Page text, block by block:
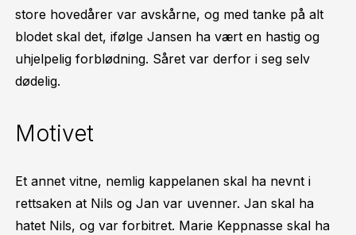
store hovedårer var avskårne, og med tanke på alt
blodet skal det, ifølge Jansen ha vært en hastig og
uhjelpelig forblødning. Såret var derfor i seg selv
dødelig.
Motivet
Et annet vitne, nemlig kappelanen skal ha nevnt i
rettsaken at Nils og Jan var uvenner. Jan skal ha
hatet Nils, og var forbitret. Marie Keppnasse skal ha